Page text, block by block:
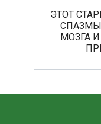
ЭТОТ
СПАЗМЫ
МОЗГА